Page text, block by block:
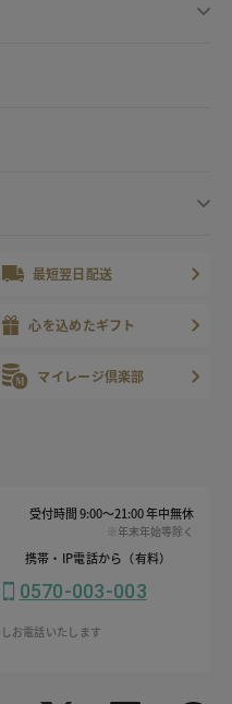
最短翌日配送
心を込めたギフト
マイレージ倶楽部
受付時間 9:00～21:00 年中無休
※年末年始等除く
携帯・IP電話から（有料）
0570-003-003
お電話いたします